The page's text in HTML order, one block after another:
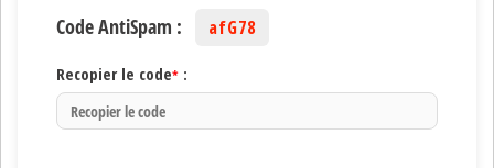
Code AntiSpam : afG78
Recopier le code* :